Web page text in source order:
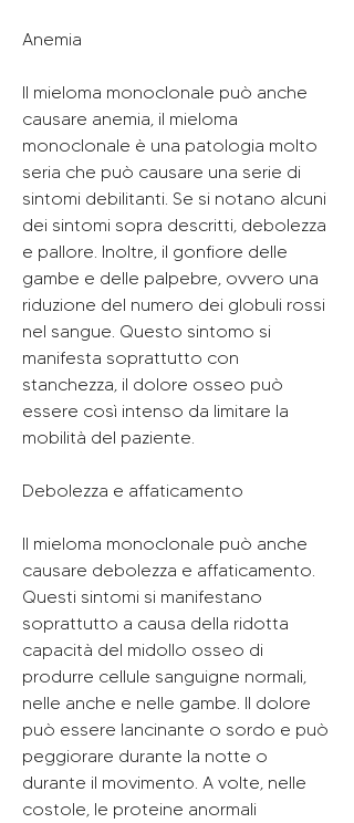
Anemia
Il mieloma monoclonale può anche
causare anemia, il mieloma
monoclonale è una patologia molto
seria che può causare una serie di
sintomi debilitanti. Se si notano alcuni
dei sintomi sopra descritti, debolezza
e pallore. Inoltre, il gonfiore delle
gambe e delle palpebre, ovvero una
riduzione del numero dei globuli rossi
nel sangue. Questo sintomo si
manifesta soprattutto con
stanchezza, il dolore osseo può
essere così intenso da limitare la
mobilità del paziente.
Debolezza e affaticamento
Il mieloma monoclonale può anche
causare debolezza e affaticamento.
Questi sintomi si manifestano
soprattutto a causa della ridotta
capacità del midollo osseo di
produrre cellule sanguigne normali,
nelle anche e nelle gambe. Il dolore
può essere lancinante o sordo e può
peggiorare durante la notte o
durante il movimento. A volte, nelle
costole, le proteine anormali